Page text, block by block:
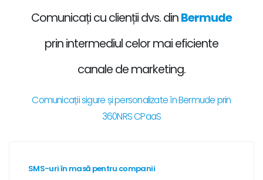
Comunicați cu clienții dvs. dinBermude
prin intermediul celor mai eficiente
canale de marketing.
Comunicații sigure și personalizate în Bermude prin
360NRS CPaaS
SMS-uri în masă pentru companii